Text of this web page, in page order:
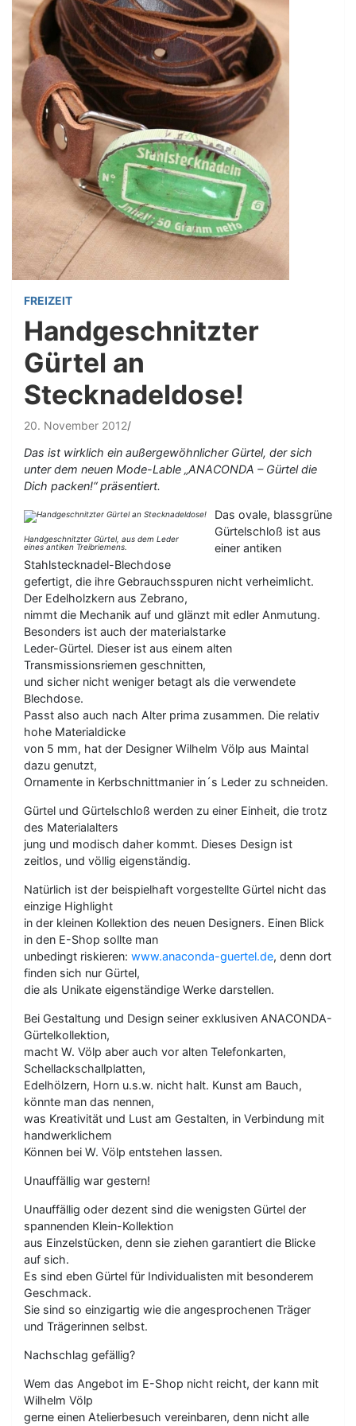
FREIZEIT
Handgeschnitzter
Gürtel an
Stecknadeldose!
20. November 2012
Das ist wirklich ein außergewöhnlicher Gürtel, der sich
unter dem neuen Mode-Lable „ANACONDA – Gürtel die
Dich packen!“ präsentiert.
Handgeschnitzter Gürtel, aus dem Leder
eines antiken Treibriemens.
Das ovale, blassgrüne
Gürtelschloß ist aus
einer antiken
Stahlstecknadel-Blechdose
gefertigt, die ihre Gebrauchsspuren nicht verheimlicht.
Der Edelholzkern aus Zebrano,
nimmt die Mechanik auf und glänzt mit edler Anmutung.
Besonders ist auch der materialstarke
Leder-Gürtel. Dieser ist aus einem alten
Transmissionsriemen geschnitten,
und sicher nicht weniger betagt als die verwendete
Blechdose.
Passt also auch nach Alter prima zusammen. Die relativ
hohe Materialdicke
von 5 mm, hat der Designer Wilhelm Völp aus Maintal
dazu genutzt,
Ornamente in Kerbschnittmanier in´s Leder zu schneiden.
Gürtel und Gürtelschloß werden zu einer Einheit, die trotz
des Materialalters
jung und modisch daher kommt. Dieses Design ist
zeitlos, und völlig eigenständig.
Natürlich ist der beispielhaft vorgestellte Gürtel nicht das
einzige Highlight
in der kleinen Kollektion des neuen Designers. Einen Blick
in den E-Shop sollte man
unbedingt riskieren: www.anaconda-guertel.de, denn dort
finden sich nur Gürtel,
die als Unikate eigenständige Werke darstellen.
Bei Gestaltung und Design seiner exklusiven ANACONDA-
Gürtelkollektion,
macht W. Völp aber auch vor alten Telefonkarten,
Schellackschallplatten,
Edelhölzern, Horn u.s.w. nicht halt. Kunst am Bauch,
könnte man das nennen,
was Kreativität und Lust am Gestalten, in Verbindung mit
handwerklichem
Können bei W. Völp entstehen lassen.
Unauffällig war gestern!
Unauffällig oder dezent sind die wenigsten Gürtel der
spannenden Klein-Kollektion
aus Einzelstücken, denn sie ziehen garantiert die Blicke
auf sich.
Es sind eben Gürtel für Individualisten mit besonderem
Geschmack.
Sie sind so einzigartig wie die angesprochenen Träger
und Trägerinnen selbst.
Nachschlag gefällig?
Wem das Angebot im E-Shop nicht reicht, der kann mit
Wilhelm Völp
gerne einen Atelierbesuch vereinbaren, denn nicht alle